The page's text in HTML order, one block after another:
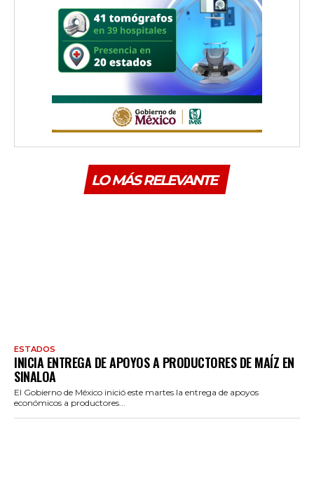
LO MÁS RELEVANTE
ESTADOS
INICIA ENTREGA DE APOYOS A PRODUCTORES DE MAÍZ EN
SINALOA
El Gobierno de México inició este martes la entrega de apoyos
económicos a productores...